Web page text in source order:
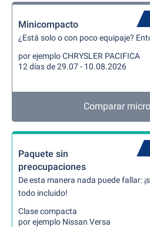
Minicompacto
¿Está solo o con poco equipaje?
por ejemplo CHRYSLER PACIFICA
12 días de 29.07 - 10.08.2026
Comparar
Paquete sin
preocupaciones
De esta manera nada puede fallar:
todo incluido!
Clase compacta
por ejemplo Nissan Versa